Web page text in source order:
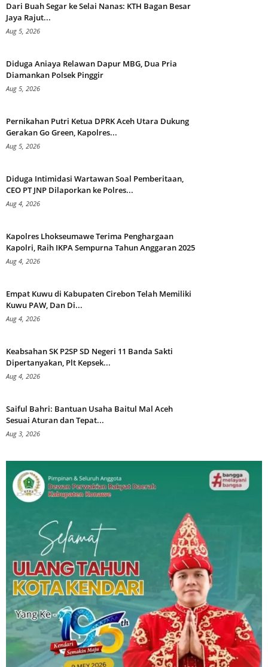
Dari Buah Segar ke Selai Nanas: KTH Bagan Besar
Jaya Rajut...
Aug 5, 2026
Diduga Aniaya Relawan Dapur MBG, Dua Pria
Diamankan Polsek Pinggir
Aug 5, 2026
Pernikahan Putri Ketua DPRK Aceh Utara Dukung
Gerakan Go Green, Kapolres...
Aug 5, 2026
Diduga Intimidasi Wartawan Soal Pemberitaan,
CEO PT JNP Dilaporkan ke Polres...
Aug 4, 2026
Kapolres Lhokseumawe Terima Penghargaan
Kapolri, Raih IKPA Sempurna Tahun Anggaran 2025
Aug 4, 2026
Empat Kuwu di Kabupaten Cirebon Telah Memiliki
Kuwu PAW, Dan Di...
Aug 4, 2026
Keabsahan SK P2SP SD Negeri 11 Banda Sakti
Dipertanyakan, Plt Kepsek...
Aug 4, 2026
Saiful Bahri: Bantuan Usaha Baitul Mal Aceh
Sesuai Aturan dan Tepat...
Aug 3, 2026